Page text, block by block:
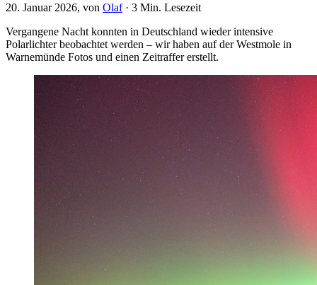
20. Januar 2026, von Olaf· 3 Min. Lesezeit
Vergangene Nacht konnten in Deutschland wieder intensive
Polarlichter beobachtet werden – wir haben auf der Westmole in
Warnemünde Fotos und einen Zeitraffer erstellt.